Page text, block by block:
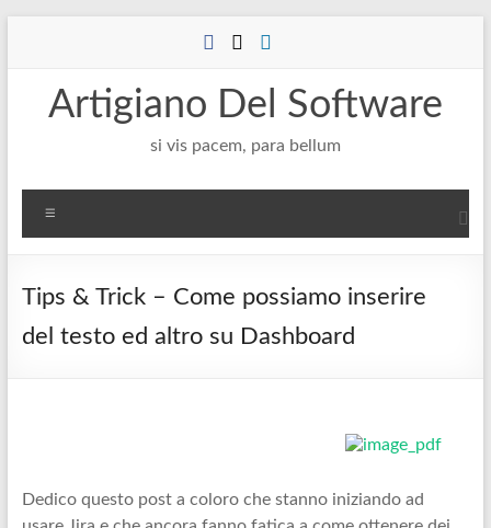
Artigiano Del Software
si vis pacem, para bellum
Tips & Trick – Come possiamo inserire
del testo ed altro su Dashboard
Dedico questo post a coloro che stanno iniziando ad